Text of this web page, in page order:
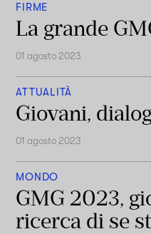
FIRME
La grande
01 agosto 2023
ATTUALITÀ
Giovani,
01 agosto 2023
MONDO
GMG 2023,
ricerca di se